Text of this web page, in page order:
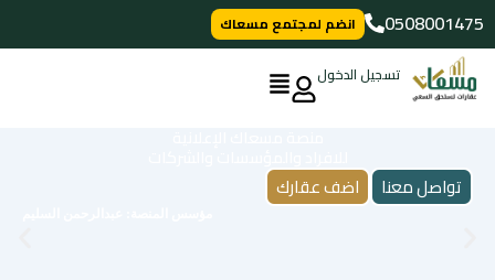
تخطي
إلى
المحتوى
0508001475
انضم لمجتمع مسعاك
تسجيل الدخول
تواصل معنا اضف عقارك